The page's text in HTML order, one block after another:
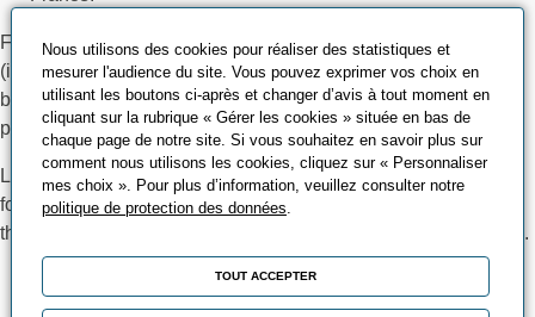
Formateurs : intervenant ayant une expérience du terrain
(intégration de cellules robotisées, programmation robot,
bureaux d’études, suivi de projet) et de l’animation en
présentiel.
Le stage se déroule alternativement dans une salle de
formation équipée de tableau interactif pour les informations
théoriques et sur stations PC/Robot pour l’application pratique.
Moyens matériels &amp; pédagogiques :
Nous utilisons des cookies pour réaliser des statistiques et
mesurer l'audience du site. Vous pouvez exprimer vos choix en
utilisant les boutons ci-après et changer d’avis à tout moment en
cliquant sur la rubrique « Gérer les cookies » située en bas de
chaque page de notre site. Si vous souhaitez en savoir plus sur
comment nous utilisons les cookies, cliquez sur « Personnaliser
mes choix ». Pour plus d’information, veuillez consulter notre
politique de protection des données.
TOUT ACCEPTER